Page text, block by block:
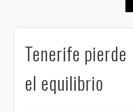
Tenerife pierde
el equilibrio